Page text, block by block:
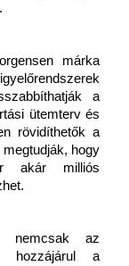
márka
a
ütemterv és
rövidíthetők a
megtudják, hogy
akár milliós
nemcsak az
hozzájárul a